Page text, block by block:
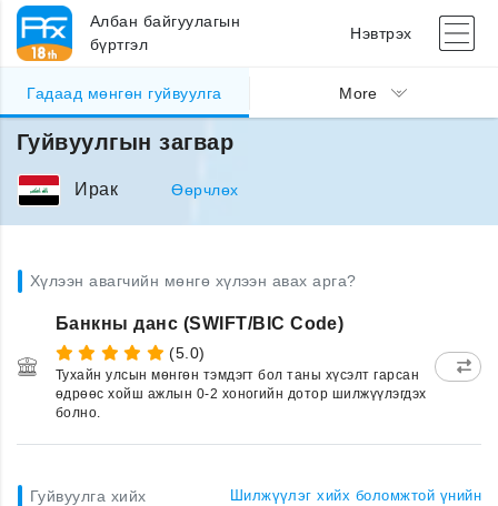
Албан байгуулагын
бүртгэл
Нэвтрэх
Гадаад мөнгөн гуйвуулга More
Гуйвуулгын загвар
Ирак Өөрчлөх
Хүлээн авагчийн мөнгө хүлээн авах арга?
Банкны данс (SWIFT/BIC Code)
(5.0)
Тухайн улсын мөнгөн тэмдэгт бол таны хүсэлт гарсан
өдрөөс хойш ажлын 0-2 хоногийн дотор шилжүүлэгдэх
болно.
Гуйвуулга хийх
Шилжүүлэг хийх боломжтой үнийн